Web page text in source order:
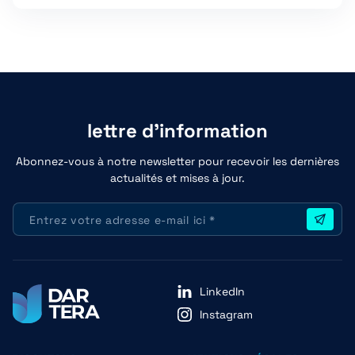
lettre d'information
Abonnez-vous à notre newsletter pour recevoir les dernières
actualités et mises à jour.
LinkedIn
Instagram